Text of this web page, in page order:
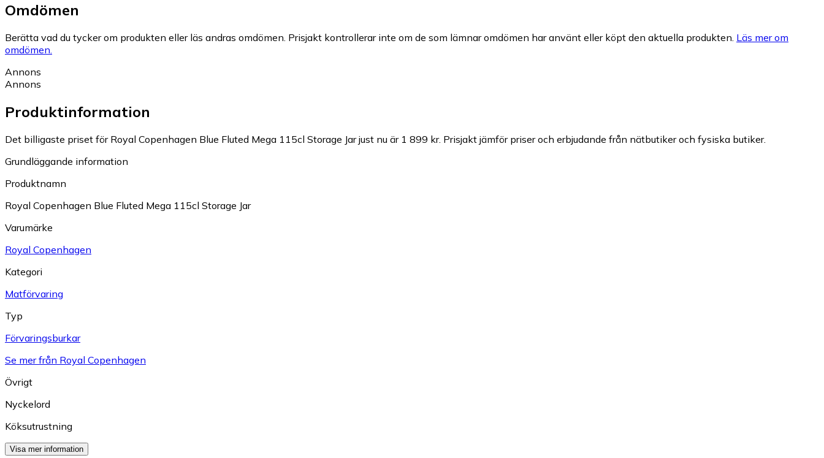
Omdömen
Berätta vad du tycker om produkten eller läs andras omdömen. Prisjakt kontrollerar inte om de som lämnar omdömen har använt eller köpt den aktuella produkten. Läs mer om
omdömen.
Annons
Annons
Produktinformation
Det billigaste priset för Royal Copenhagen Blue Fluted Mega 115cl Storage Jar just nu är 1 899 kr. Prisjakt jämför priser och erbjudande från nätbutiker och fysiska butiker.
Grundläggande information
Produktnamn
Royal Copenhagen Blue Fluted Mega 115cl Storage Jar
Varumärke
Royal Copenhagen
Kategori
Matförvaring
Typ
Förvaringsburkar
Se mer från Royal Copenhagen
Övrigt
Nyckelord
Köksutrustning
Visa mer information